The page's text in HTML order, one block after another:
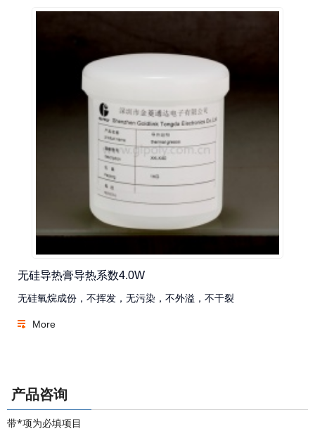
无硅导热膏导热系数4.0W
无硅氧烷成份，不挥发，无污染，不外溢，不干裂
More
产品咨询
带*项为必填项目